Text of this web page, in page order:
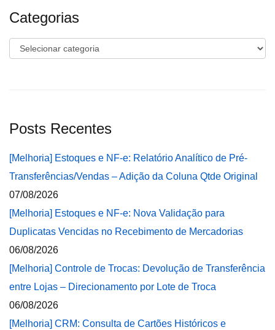
Categorias
Categorias
Posts Recentes
[Melhoria] Estoques e NF-e: Relatório Analítico de Pré-
Transferências/Vendas – Adição da Coluna Qtde Original
07/08/2026
[Melhoria] Estoques e NF-e: Nova Validação para
Duplicatas Vencidas no Recebimento de Mercadorias
06/08/2026
[Melhoria] Controle de Trocas: Devolução de Transferência
entre Lojas – Direcionamento por Lote de Troca
06/08/2026
[Melhoria] CRM: Consulta de Cartões Históricos e